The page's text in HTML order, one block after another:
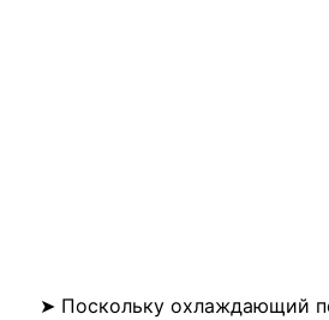
➤ Поскольку охлаждающий